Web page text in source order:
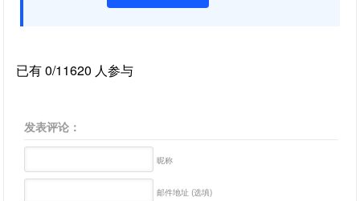
已有 0/11620 人参与
发表评论：
昵称
邮件地址 (选填)